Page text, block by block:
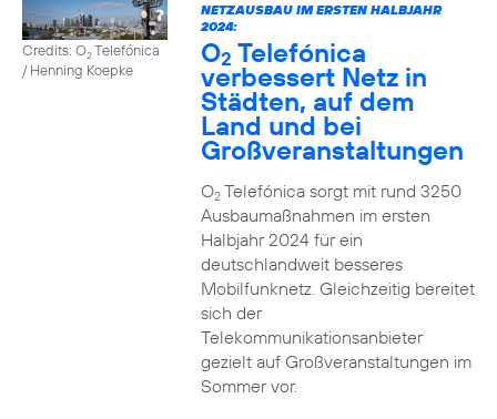
Credits: O2Telefónica
/ Henning Koepke
NETZAUSBAU IM ERSTEN HALBJAHR
2024:
O2 Telefónica
verbessert Netz in
Städten, auf dem
Land und bei
Großveranstaltungen
O2Telefónica sorgt mit rund 3250
Ausbaumaßnahmen im ersten
Halbjahr 2024 für ein
deutschlandweit besseres
Mobilfunknetz. Gleichzeitig bereitet
sich der
Telekommunikationsanbieter
gezielt auf Großveranstaltungen im
Sommer vor.